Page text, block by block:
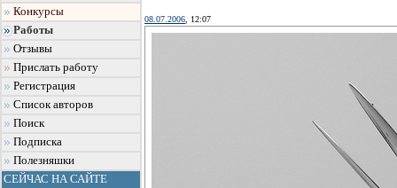
Конкурсы
Работы
Отзывы
Прислать работу
Регистрация
Список авторов
Поиск
Подписка
Полезняшки
СЕЙЧАС НА САЙТЕ
08.07.2006 , 12:07